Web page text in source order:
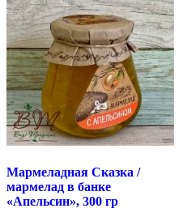
Мармеладная Сказка /
мармелад в банке
«Апельсин», 300 гр